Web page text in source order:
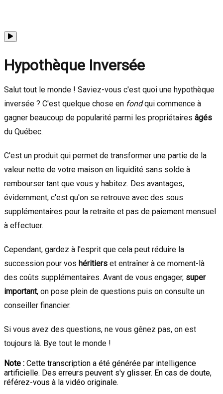
Hypothèque Inversée
Salut tout le monde ! Saviez-vous c'est quoi une hypothèque
inversée ? C'est quelque chose en fondqui commence à
gagner beaucoup de popularité parmi les propriétaires âgés
du Québec.
C'est un produit qui permet de transformer une partie de la
valeur nette de votre maison en liquidité sans solde à
rembourser tant que vous y habitez. Des avantages,
évidemment, c'est qu'on se retrouve avec des sous
supplémentaires pour la retraite et pas de paiement mensuel
à effectuer.
Cependant, gardez à l'esprit que cela peut réduire la
succession pour vos héritiers et entraîner à ce moment-là
des coûts supplémentaires. Avant de vous engager, super
important, on pose plein de questions puis on consulte un
conseiller financier.
Si vous avez des questions, ne vous gênez pas, on est
toujours là. Bye tout le monde !
Note : Cette transcription a été générée par intelligence
artificielle. Des erreurs peuvent s'y glisser. En cas de doute,
référez-vous à la vidéo originale.